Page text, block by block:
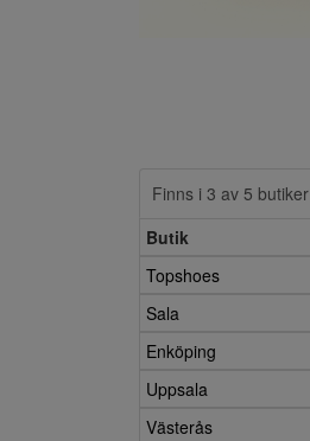
Finns i 3 av 5 butiker
Butik
Topshoes
Sala
Enköping
Uppsala
Västerås